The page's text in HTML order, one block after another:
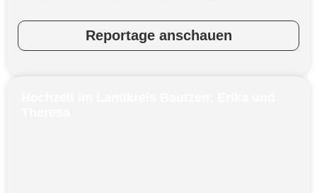
Reportage anschauen